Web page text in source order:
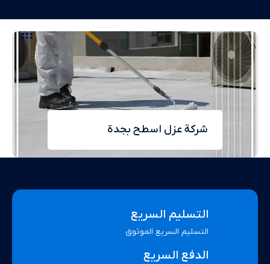
شركة عزل اسطح بجدة
التسليم السريع
التسليم السريع الموثوق
الدفع السريع